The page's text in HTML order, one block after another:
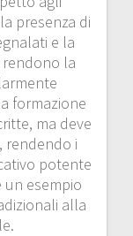
presenza di
e la
la
formazione
ma deve
rendendo i
potente
un esempio
alla